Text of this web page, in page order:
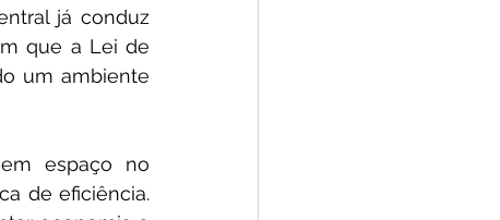
já conduz
que a Lei de
um ambiente
espaço no
de eficiência.